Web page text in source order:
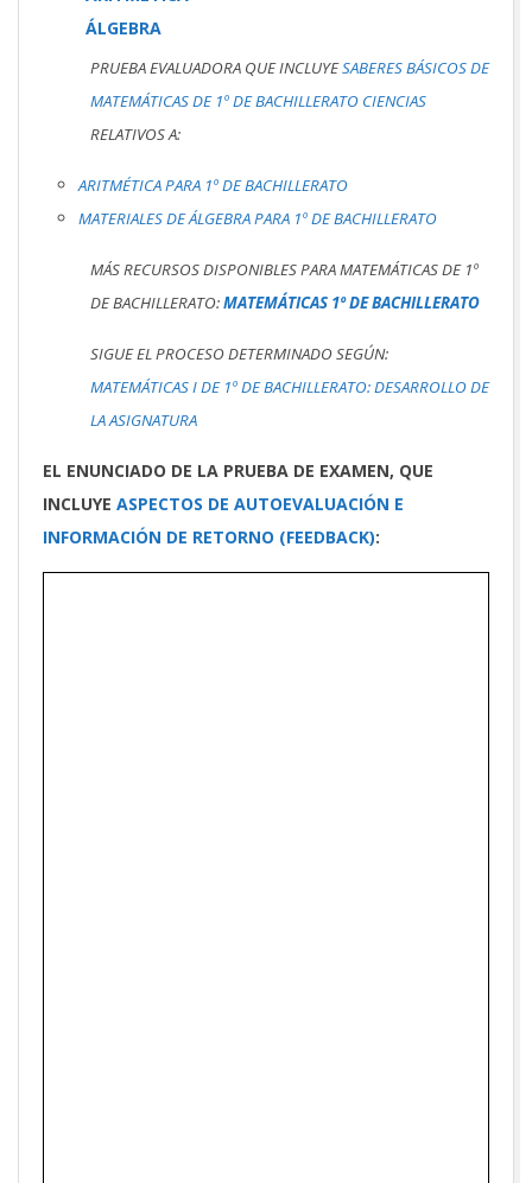
PRUEBA EVALUADORA QUE INCLUYESABERES BÁSICOS DE
MATEMÁTICAS DE 1º DE BACHILLERATO CIENCIAS
RELATIVOS A:
ARITMÉTICA PARA 1º DE BACHILLERATO
MATERIALES DE ÁLGEBRA PARA 1º DE BACHILLERATO
MÁS RECURSOS DISPONIBLES PARA MATEMÁTICAS DE 1º
DE BACHILLERATO:MATEMÁTICAS 1º DE BACHILLERATO
SIGUE EL PROCESO DETERMINADO SEGÚN:
MATEMÁTICAS I DE 1º DE BACHILLERATO: DESARROLLO DE
LA ASIGNATURA
EL ENUNCIADO DE LA PRUEBA DE EXAMEN, QUE
INCLUYE ASPECTOS DE AUTOEVALUACIÓN E
INFORMACIÓN DE RETORNO (FEEDBACK):